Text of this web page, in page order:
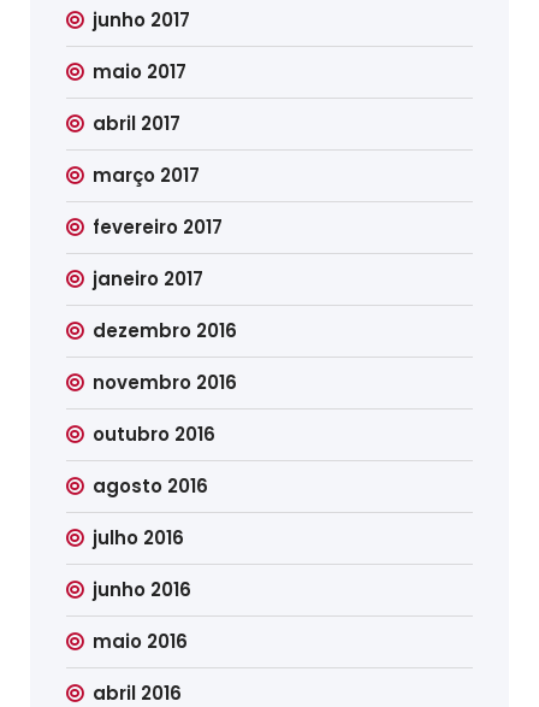
junho 2017
maio 2017
abril 2017
março 2017
fevereiro 2017
janeiro 2017
dezembro 2016
novembro 2016
outubro 2016
agosto 2016
julho 2016
junho 2016
maio 2016
abril 2016